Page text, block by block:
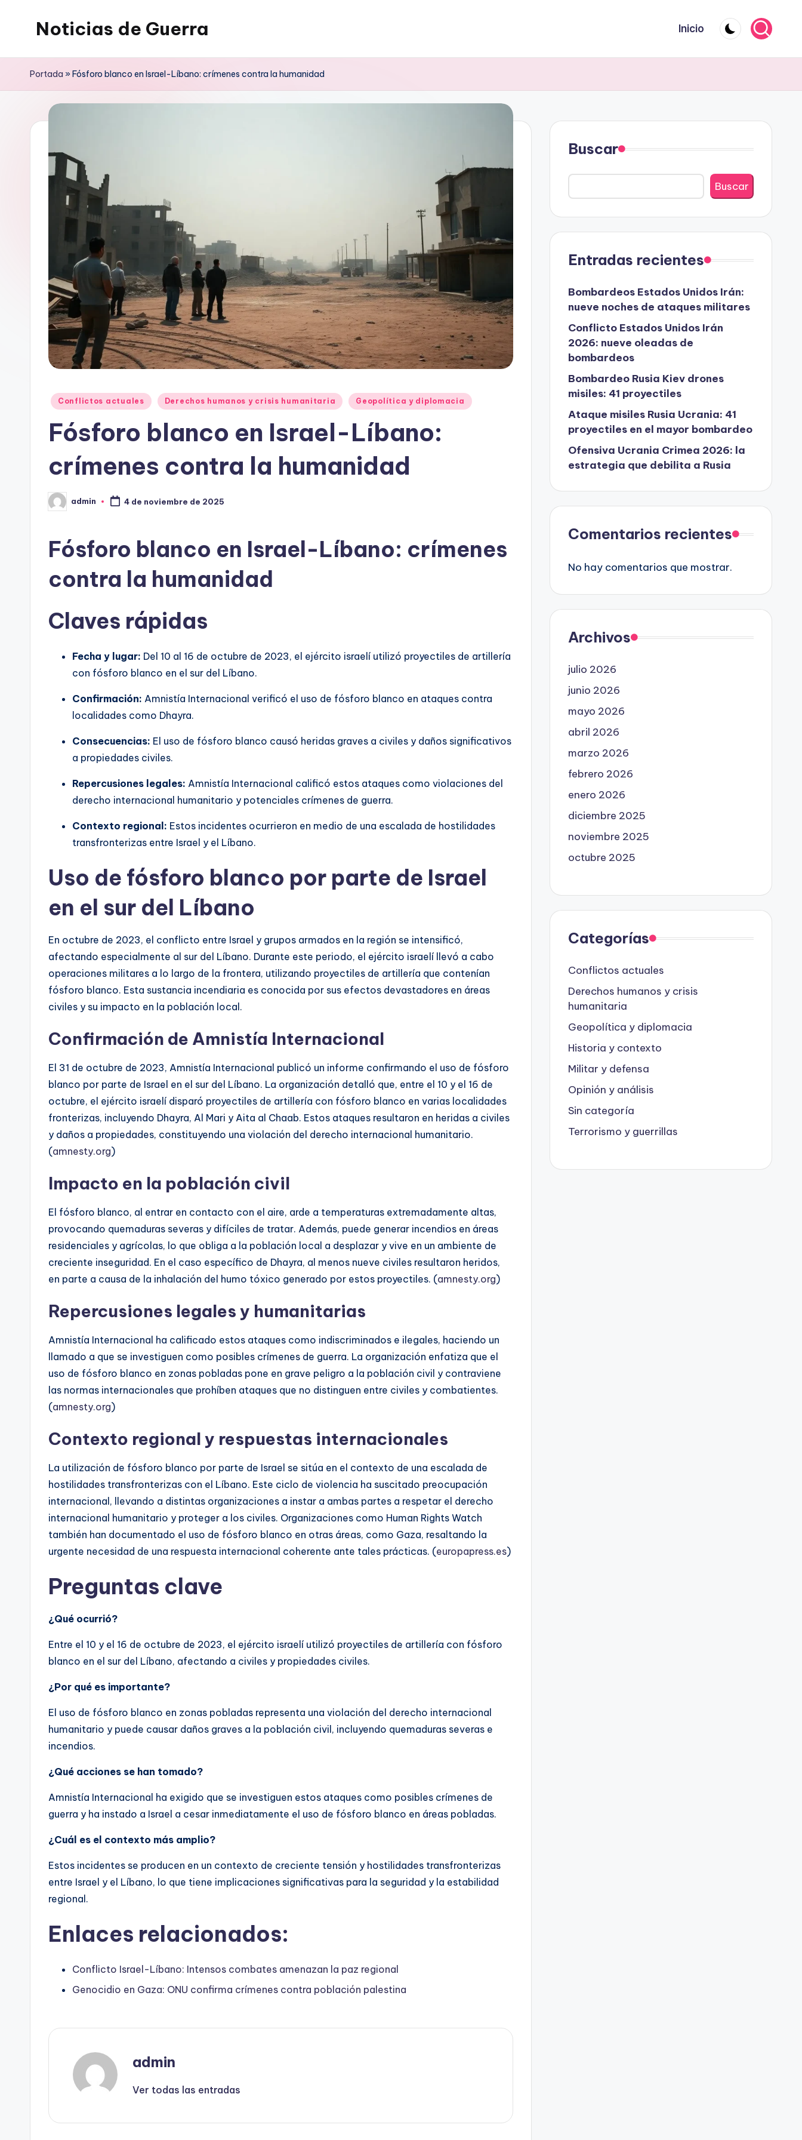
Noticias de Guerra Inicio
Portada »Fósforo blanco en Israel-Líbano: crímenes contra la humanidad
Publicado
Conflictos actuales Derechos humanos y crisis humanitaria Geopolítica y diplomacia
Fósforo blanco en Israel-Líbano:
crímenes contra la humanidad
Publicado
por
admin 4 de noviembre de 2025
Fósforo blanco en Israel-Líbano: crímenes
contra la humanidad
Claves rápidas
Fecha y lugar: Del 10 al 16 de octubre de 2023, el ejército israelí utilizó proyectiles de artillería
con fósforo blanco en el sur del Líbano.
Confirmación: Amnistía Internacional verificó el uso de fósforo blanco en ataques contra
localidades como Dhayra.
Consecuencias: El uso de fósforo blanco causó heridas graves a civiles y daños significativos
a propiedades civiles.
Repercusiones legales: Amnistía Internacional calificó estos ataques como violaciones del
derecho internacional humanitario y potenciales crímenes de guerra.
Contexto regional: Estos incidentes ocurrieron en medio de una escalada de hostilidades
transfronterizas entre Israel y el Líbano.
Uso de fósforo blanco por parte de Israel
en el sur del Líbano
En octubre de 2023, el conflicto entre Israel y grupos armados en la región se intensificó,
afectando especialmente al sur del Líbano. Durante este periodo, el ejército israelí llevó a cabo
operaciones militares a lo largo de la frontera, utilizando proyectiles de artillería que contenían
fósforo blanco. Esta sustancia incendiaria es conocida por sus efectos devastadores en áreas
civiles y su impacto en la población local.
Confirmación de Amnistía Internacional
El 31 de octubre de 2023, Amnistía Internacional publicó un informe confirmando el uso de fósforo
blanco por parte de Israel en el sur del Líbano. La organización detalló que, entre el 10 y el 16 de
octubre, el ejército israelí disparó proyectiles de artillería con fósforo blanco en varias localidades
fronterizas, incluyendo Dhayra, Al Mari y Aita al Chaab. Estos ataques resultaron en heridas a civiles
y daños a propiedades, constituyendo una violación del derecho internacional humanitario.
(amnesty.org)
Impacto en la población civil
El fósforo blanco, al entrar en contacto con el aire, arde a temperaturas extremadamente altas,
provocando quemaduras severas y difíciles de tratar. Además, puede generar incendios en áreas
residenciales y agrícolas, lo que obliga a la población local a desplazar y vive en un ambiente de
creciente inseguridad. En el caso específico de Dhayra, al menos nueve civiles resultaron heridos,
en parte a causa de la inhalación del humo tóxico generado por estos proyectiles. (amnesty.org)
Repercusiones legales y humanitarias
Amnistía Internacional ha calificado estos ataques como indiscriminados e ilegales, haciendo un
llamado a que se investiguen como posibles crímenes de guerra. La organización enfatiza que el
uso de fósforo blanco en zonas pobladas pone en grave peligro a la población civil y contraviene
las normas internacionales que prohíben ataques que no distinguen entre civiles y combatientes.
(amnesty.org)
Contexto regional y respuestas internacionales
La utilización de fósforo blanco por parte de Israel se sitúa en el contexto de una escalada de
hostilidades transfronterizas con el Líbano. Este ciclo de violencia ha suscitado preocupación
internacional, llevando a distintas organizaciones a instar a ambas partes a respetar el derecho
internacional humanitario y proteger a los civiles. Organizaciones como Human Rights Watch
también han documentado el uso de fósforo blanco en otras áreas, como Gaza, resaltando la
urgente necesidad de una respuesta internacional coherente ante tales prácticas. (europapress.es)
Preguntas clave
¿Qué ocurrió?
Entre el 10 y el 16 de octubre de 2023, el ejército israelí utilizó proyectiles de artillería con fósforo
blanco en el sur del Líbano, afectando a civiles y propiedades civiles.
¿Por qué es importante?
El uso de fósforo blanco en zonas pobladas representa una violación del derecho internacional
humanitario y puede causar daños graves a la población civil, incluyendo quemaduras severas e
incendios.
¿Qué acciones se han tomado?
Amnistía Internacional ha exigido que se investiguen estos ataques como posibles crímenes de
guerra y ha instado a Israel a cesar inmediatamente el uso de fósforo blanco en áreas pobladas.
¿Cuál es el contexto más amplio?
Estos incidentes se producen en un contexto de creciente tensión y hostilidades transfronterizas
entre Israel y el Líbano, lo que tiene implicaciones significativas para la seguridad y la estabilidad
regional.
Enlaces relacionados:
Conflicto Israel-Líbano: Intensos combates amenazan la paz regional
Genocidio en Gaza: ONU confirma crímenes contra población palestina
admin
Ver todas las entradas
Buscar
Buscar
Entradas recientes
Bombardeos Estados Unidos Irán:
nueve noches de ataques militares
Conflicto Estados Unidos Irán
2026: nueve oleadas de
bombardeos
Bombardeo Rusia Kiev drones
misiles: 41 proyectiles
Ataque misiles Rusia Ucrania: 41
proyectiles en el mayor bombardeo
Ofensiva Ucrania Crimea 2026: la
estrategia que debilita a Rusia
Comentarios recientes
No hay comentarios que mostrar.
Archivos
julio 2026
junio 2026
mayo 2026
abril 2026
marzo 2026
febrero 2026
enero 2026
diciembre 2025
noviembre 2025
octubre 2025
Categorías
Conflictos actuales
Derechos humanos y crisis
humanitaria
Geopolítica y diplomacia
Historia y contexto
Militar y defensa
Opinión y análisis
Sin categoría
Terrorismo y guerrillas